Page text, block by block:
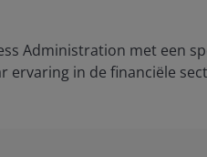
Administration met een
ervaring in de financiële